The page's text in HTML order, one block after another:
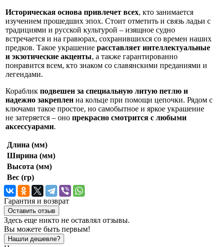
Историческая основа привлечет всех, кто занимается
изучением прошедших эпох. Стоит отметить и связь ладьи с
традициями и русской культурой – изящное судно
встречается и на гравюрах, сохранившихся со времен наших
предков. Такое украшение расставляет интеллектуальные
и экзотические акценты, а также гарантированно
понравится всем, кто знаком со славянскими преданиями и
легендами.
Кораблик подвешен за специальную литую петлю и
надежно закреплен на кольце при помощи цепочки. Рядом с
ключами такое простое, но самобытное и яркое украшение
не затеряется – оно прекрасно смотрится с любыми
аксессуарами.
Длина (мм)
Ширина (мм)
Высота (мм)
Вес (гр)
Гарантия и возврат
Оставить отзыв
Здесь еще никто не оставлял отзывы.
Вы можете быть первым!
Нашли дешевле?